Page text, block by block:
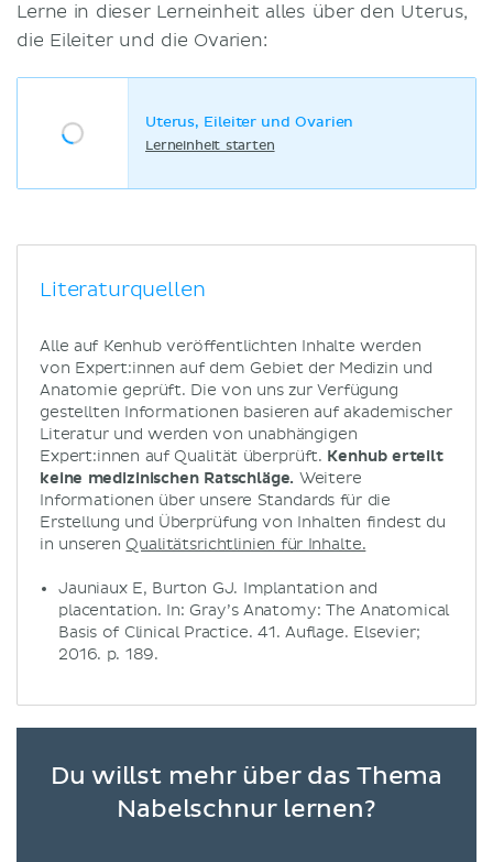
Lerne in dieser Lerneinheit alles über den Uterus,
die Eileiter und die Ovarien:
Uterus, Eileiter und Ovarien
Lerneinheit starten
Literaturquellen
Alle auf Kenhub veröffentlichten Inhalte werden
von Expert:innen auf dem Gebiet der Medizin und
Anatomie geprüft. Die von uns zur Verfügung
gestellten Informationen basieren auf akademischer
Literatur und werden von unabhängigen
Expert:innen auf Qualität überprüft. Kenhub erteilt
keine medizinischen Ratschläge. Weitere
Informationen über unsere Standards für die
Erstellung und Überprüfung von Inhalten findest du
in unseren Qualitätsrichtlinien für Inhalte.
Jauniaux E, Burton GJ. Implantation and
placentation. In: Gray’s Anatomy: The Anatomical
Basis of Clinical Practice. 41. Auflage. Elsevier;
2016. p. 189.
Du willst mehr über das Thema
Nabelschnur lernen?